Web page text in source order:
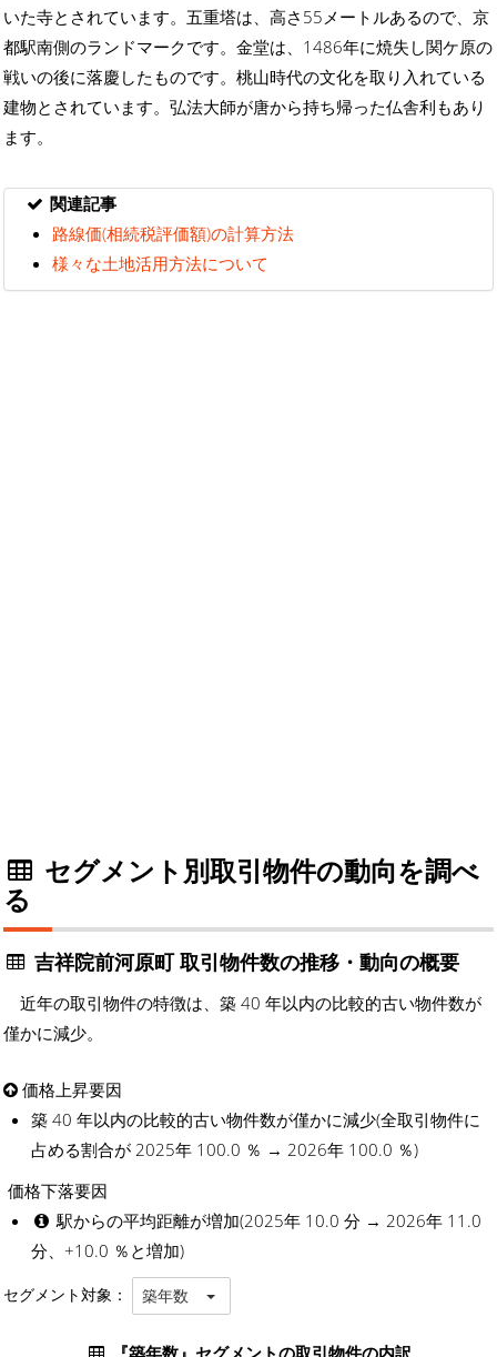
いた寺とされています。五重塔は、高さ55メートルあるので、京
都駅南側のランドマークです。金堂は、1486年に焼失し関ケ原の
戦いの後に落慶したものです。桃山時代の文化を取り入れている
建物とされています。弘法大師が唐から持ち帰った仏舎利もあり
ます。
関連記事
路線価(相続税評価額)の計算方法
様々な土地活用方法について
セグメント別取引物件の動向を調べ
る
吉祥院前河原町 取引物件数の推移・動向の概要
近年の取引物件の特徴は、築 40 年以内の比較的古い物件数が
僅かに減少。
価格上昇要因
築 40 年以内の比較的古い物件数が僅かに減少(全取引物件に
占める割合が 2025年 100.0 ％ → 2026年 100.0 ％)
価格下落要因
駅からの平均距離が増加(2025年 10.0 分 → 2026年 11.0
分、+10.0 ％と増加)
セグメント対象： 築年数